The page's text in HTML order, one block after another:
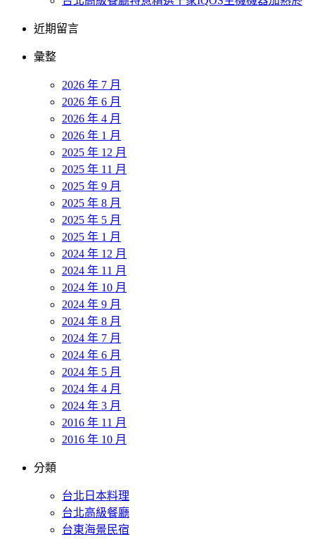
近期留言
彙整
2026 年 7 月
2026 年 6 月
2026 年 4 月
2026 年 1 月
2025 年 12 月
2025 年 11 月
2025 年 9 月
2025 年 8 月
2025 年 5 月
2025 年 1 月
2024 年 12 月
2024 年 11 月
2024 年 10 月
2024 年 9 月
2024 年 8 月
2024 年 7 月
2024 年 6 月
2024 年 5 月
2024 年 4 月
2024 年 3 月
2016 年 11 月
2016 年 10 月
分類
台北日本料理
台北高級餐廳
台東海景民宿